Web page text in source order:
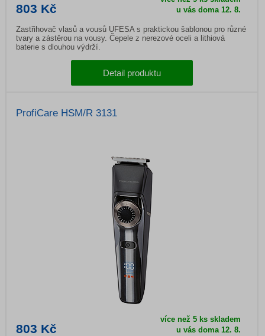
803 Kč
u vás doma12. 8.
Zastřihovač vlasů a vousů UFESA s praktickou šablonou pro různé
tvary a zástěrou na vousy. Čepele z nerezové oceli a lithiová
baterie s dlouhou výdrží.
Detail produktu
ProfiCare HSM/R 3131
803 Kč
více než 5 ks skladem
u vás doma12. 8.